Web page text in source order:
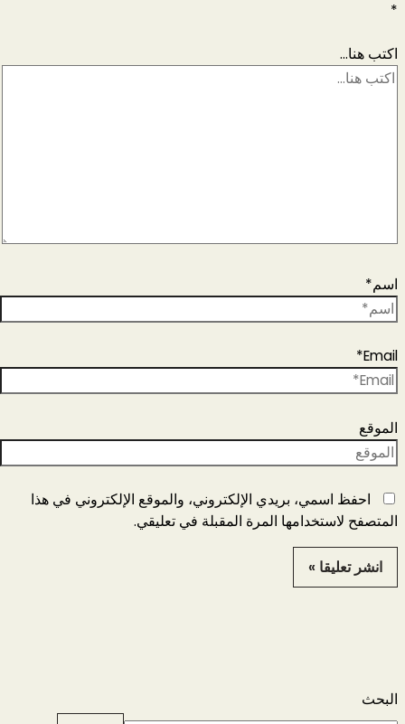
البحث
*
اكتب هنا...
اسم*
Email*
الموقع
احفظ اسمي، بريدي الإلكتروني، والموقع الإلكتروني في هذا
المتصفح لاستخدامها المرة المقبلة في تعليقي.